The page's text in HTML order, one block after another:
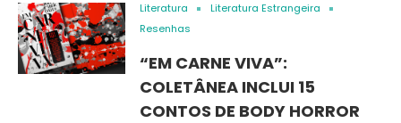
Literatura
Literatura Estrangeira
Resenhas
“EM CARNE VIVA”:
COLETÂNEA INCLUI 15
CONTOS DE BODY HORROR